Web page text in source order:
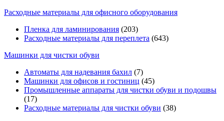
Расходные материалы для офисного оборудования
Пленка для ламинирования (203)
Расходные материалы для переплета (643)
Машинки для чистки обуви
Автоматы для надевания бахил (7)
Машинки для офисов и гостиниц (45)
Промышленные аппараты для чистки обуви и подошвы
(17)
Расходные материалы для чистки обуви (38)